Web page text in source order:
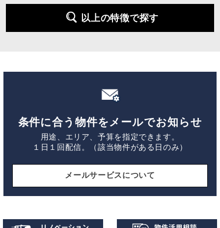
以上の特徴で探す
条件に合う物件をメールでお知らせ
用途、エリア、予算を指定できます。
１日１回配信。（該当物件がある日のみ）
メールサービスについて